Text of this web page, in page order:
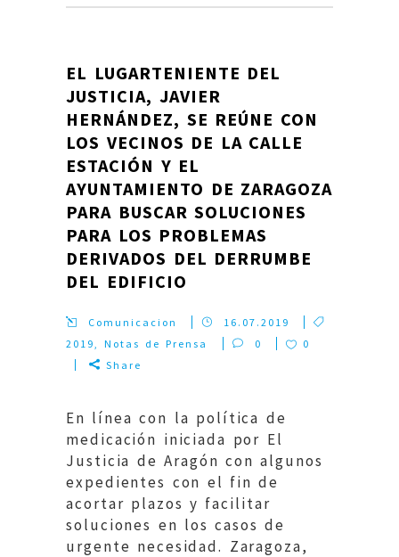
EL LUGARTENIENTE DEL
JUSTICIA, JAVIER
HERNÁNDEZ, SE REÚNE CON
LOS VECINOS DE LA CALLE
ESTACIÓN Y EL
AYUNTAMIENTO DE ZARAGOZA
PARA BUSCAR SOLUCIONES
PARA LOS PROBLEMAS
DERIVADOS DEL DERRUMBE
DEL EDIFICIO
Comunicacion
16.07.2019
2019,Notas de Prensa 0
0
Share
En línea con la política de
medicación iniciada por El
Justicia de Aragón con algunos
expedientes con el fin de
acortar plazos y facilitar
soluciones en los casos de
urgente necesidad. Zaragoza,